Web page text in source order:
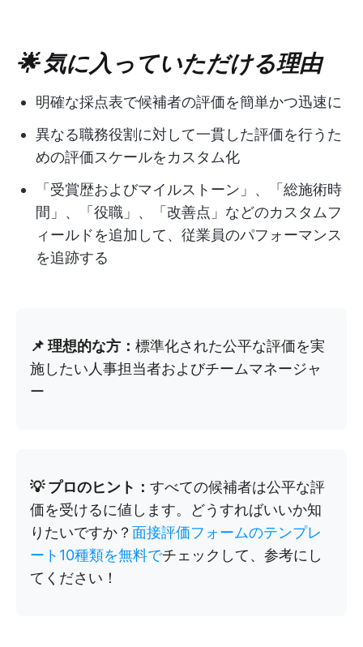
🌟 気に入っていただける理由
明確な採点表で候補者の評価を簡単かつ迅速に
異なる職務役割に対して一貫した評価を行うた
めの評価スケールをカスタム化
「受賞歴およびマイルストーン」、「総施術時
間」、「役職」、「改善点」などのカスタムフ
ィールドを追加して、従業員のパフォーマンス
を追跡する
📌 理想的な方： 標準化された公平な評価を実
施したい人事担当者およびチームマネージャ
ー
💡 プロのヒント： すべての候補者は公平な評
価を受けるに値します。どうすればいいか知
りたいですか？ 面接評価フォームのテンプレ
ート10種類を無料でチェックして、参考にし
てください！